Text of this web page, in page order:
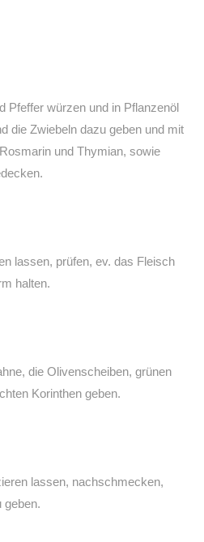
Pfeffer würzen und in Pflanzenöl
die Zwiebeln dazu geben und mit
und Thymian, sowie
lassen, prüfen, ev. das Fleisch
halten.
die Olivenscheiben, grünen
Korinthen geben.
lassen, nachschmecken,
geben.